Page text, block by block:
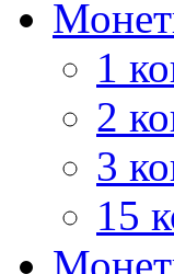
1
2
3
15